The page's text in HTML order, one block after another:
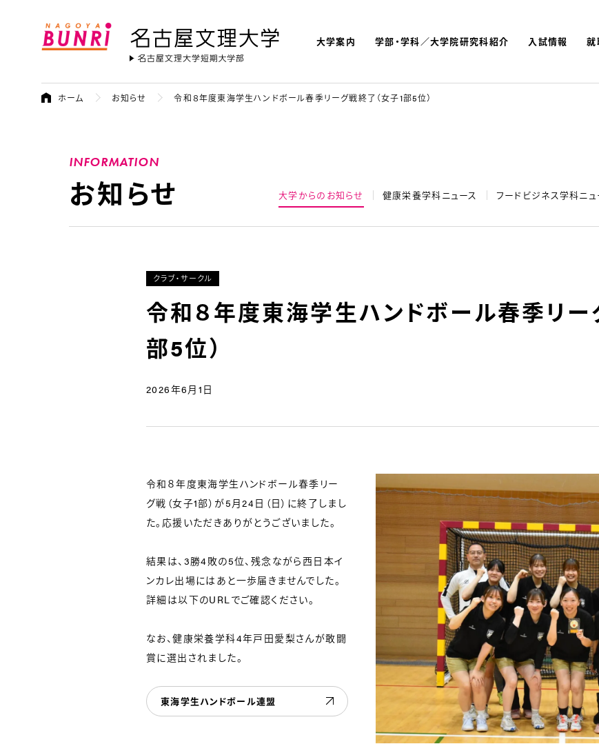
名古屋文理大学
大学案内 学部・学科／大学院研究科紹介 入試情報 就
よく検索されている
ホーム お知らせ 令和８年度東海学生ハンドボール春季リーグ戦終了（女子1部5位）
INFORMATION
お知らせ 大学からのお知らせ 健康栄養学科ニュース フードビジネス学科ニュ
クラブ・サークル
令和８年度東海学生ハンドボール春季リー
部5位）
2026年6月1日
令和８年度東海学生ハンドボール春季リー
グ戦（女子1部）が5月24日（日）に終了しまし
た。応援いただきありがとうございました。
結果は、3勝4敗の5位、残念ながら西日本イ
ンカレ出場にはあと一歩届きませんでした。
詳細は以下のURLでご確認ください。
なお、健康栄養学科4年戸田愛梨さんが敢闘
賞に選出されました。
東海学生ハンドボール連盟